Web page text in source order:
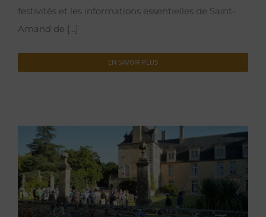
festivités et les informations essentielles de Saint-
Amand de [...]
EN SAVOIR PLUS